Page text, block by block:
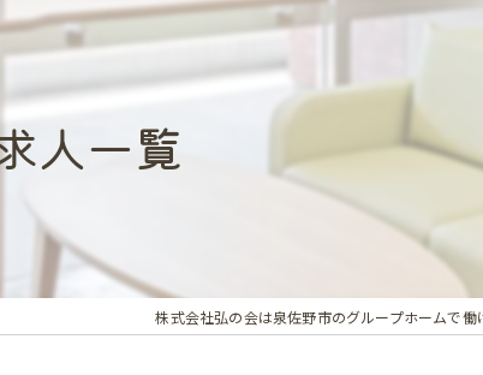
高
ブラ
働き
人一覧
株式会社弘の会は泉佐野市のグループホームで働